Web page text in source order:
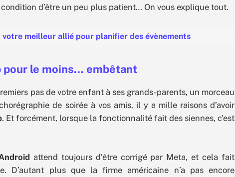
d’être un peu plus patient… On vous explique tout.
votre meilleur allié pour planifier des évènements
pour le moins… embêtant
pas de votre enfant à ses grands-parents, un morceau
de soirée à vos amis, il y a mille raisons d’avoir
. Et forcément, lorsque la fonctionnalité fait des siennes, c’est
attend toujours d’être corrigé par Meta, et cela fait
D’autant plus que la firme américaine n’a pas encore